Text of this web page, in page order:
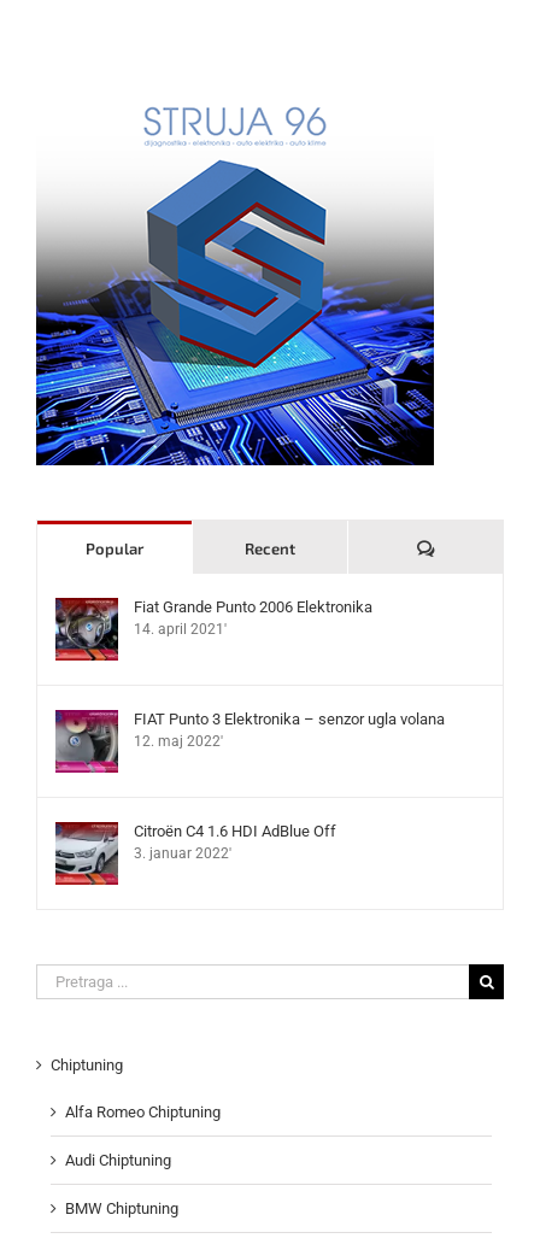
Popular Recent Komentari
Fiat Grande Punto 2006 Elektronika
14. april 2021'
FIAT Punto 3 Elektronika – senzor ugla volana
12. maj 2022'
Citroën C4 1.6 HDI AdBlue Off
3. januar 2022'
Search
for:
Chiptuning
Alfa Romeo Chiptuning
Audi Chiptuning
BMW Chiptuning